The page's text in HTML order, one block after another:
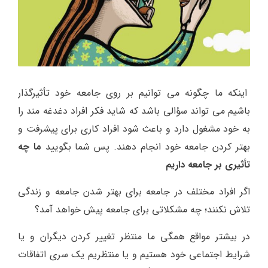
اینکه ما چگونه می توانیم بر روی جامعه خود تأثیرگذار
باشیم می تواند سؤالی باشد که شاید فکر افراد دغدغه مند را
به خود مشغول دارد و باعث شود افراد کاری برای پیشرفت و
بهتر کردن جامعه خود انجام دهند. پس شما بگویید ما چه
تأثیری بر جامعه داریم
اگر افراد مختلف در جامعه برای بهتر شدن جامعه و زندگی
تلاش نکنند؛ چه مشکلاتی برای جامعه پیش خواهد آمد؟
در بیشتر مواقع همگی ما منتظر تغییر کردن دیگران و یا
شرایط اجتماعی خود هستیم و یا منتظریم یک سری اتفاقات